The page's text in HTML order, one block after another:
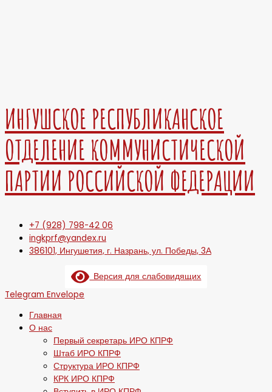
ИНГУШСКОЕ РЕСПУБЛИКАНСКОЕ
ОТДЕЛЕНИЕ КОММУНИСТИЧЕСКОЙ
ПАРТИИ РОССИЙСКОЙ ФЕДЕРАЦИИ
+7 (928) 798-42 06
ingkprf@yandex.ru
386101, Ингушетия, г. Назрань, ул. Победы, 3А
Версия для слабовидящих
Telegram Envelope
Главная
О нас
Первый секретарь ИРО КПРФ
Штаб ИРО КПРФ
Структура ИРО КПРФ
КРК ИРО КПРФ